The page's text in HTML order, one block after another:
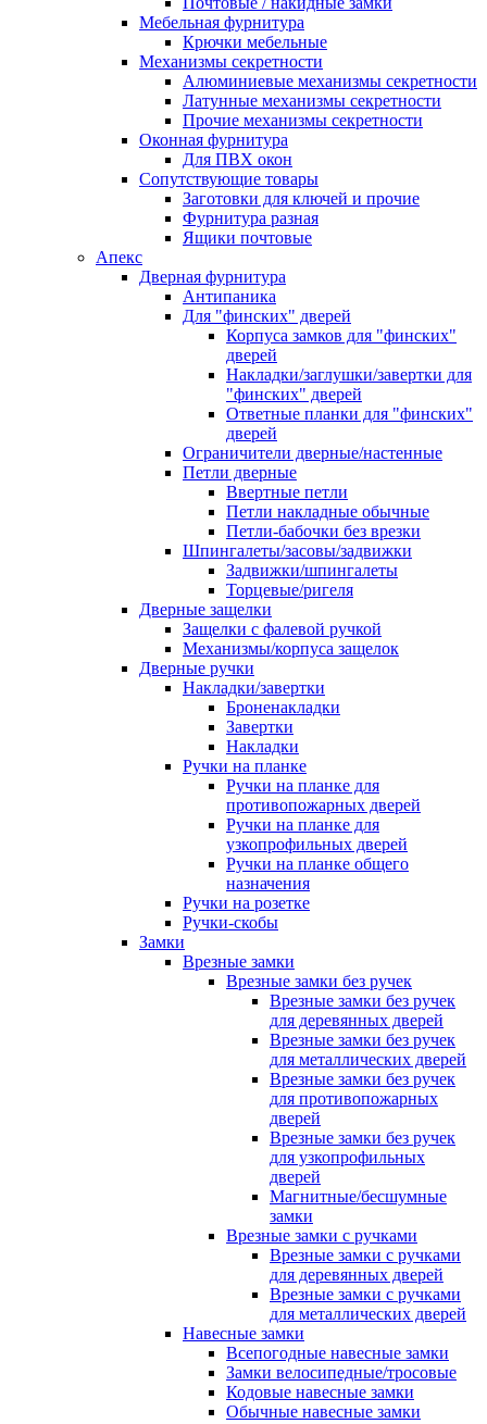
Мебельная фурнитура
Крючки мебельные
Механизмы секретности
Алюминиевые механизмы секретности
Латунные механизмы секретности
Прочие механизмы секретности
Оконная фурнитура
Для ПВХ окон
Сопутствующие товары
Заготовки для ключей и прочие
Фурнитура разная
Ящики почтовые
Апекс
Дверная фурнитура
Антипаника
Для "финских" дверей
Корпуса замков для "финских"
дверей
Накладки/заглушки/завертки для
"финских" дверей
Ответные планки для "финских"
дверей
Ограничители дверные/настенные
Петли дверные
Ввертные петли
Петли накладные обычные
Петли-бабочки без врезки
Шпингалеты/засовы/задвижки
Задвижки/шпингалеты
Торцевые/ригеля
Дверные защелки
Защелки с фалевой ручкой
Механизмы/корпуса защелок
Дверные ручки
Накладки/завертки
Броненакладки
Завертки
Накладки
Ручки на планке
Ручки на планке для
противопожарных дверей
Ручки на планке для
узкопрофильных дверей
Ручки на планке общего
назначения
Ручки на розетке
Ручки-скобы
Замки
Врезные замки
Врезные замки без ручек
Врезные замки без ручек
для деревянных дверей
Врезные замки без ручек
для металлических дверей
Врезные замки без ручек
для противопожарных
дверей
Врезные замки без ручек
для узкопрофильных
дверей
Магнитные/бесшумные
замки
Врезные замки с ручками
Врезные замки с ручками
для деревянных дверей
Врезные замки с ручками
для металлических дверей
Навесные замки
Всепогодные навесные замки
Замки велосипедные/тросовые
Кодовые навесные замки
Обычные навесные замки